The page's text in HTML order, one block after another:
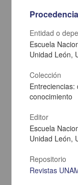
Testamento poético
América Latina y el
2021-02-03
Entidad o
Escuela
Unidad León,
Colección
Entreciencias:
conocimiento
Editor
Escuela
Unidad León,
Repositorio
Revistas